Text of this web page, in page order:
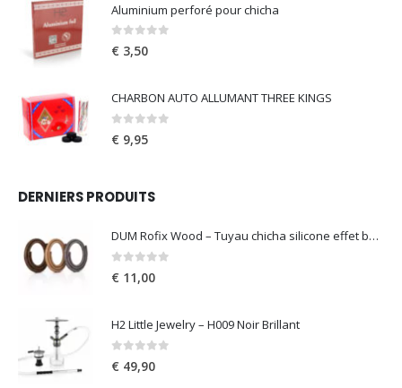
Aluminium perforé pour chicha
0out of 5
€ 3,50
CHARBON AUTO ALLUMANT THREE KINGS
0out of 5
€ 9,95
DERNIERS PRODUITS
DUM Rofix Wood – Tuyau chicha silicone effet bois
0out of 5
€ 11,00
H2 Little Jewelry – H009 Noir Brillant
0out of 5
€ 49,90